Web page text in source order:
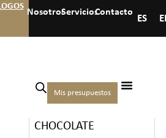
NosotrosServiciosContacto
ES
Mis presupuestos
BOLA DE CEREAL Y
CHOCOLATE